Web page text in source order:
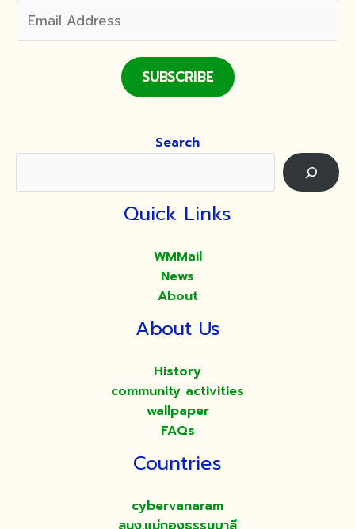
ป่า
ปฏิบัติ
SUBSCRIBE
Search
Quick Links
WMMail
News
About
About Us
History
community activities
wallpaper
FAQs
Countries
cybervanaram